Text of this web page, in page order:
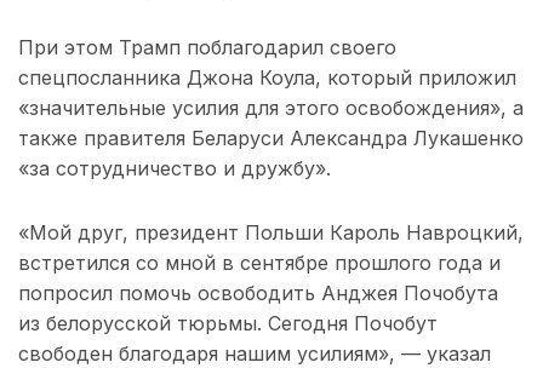
При этом Трамп поблагодарил своего
спецпосланника Джона Коула, который приложил
«значительные усилия для этого освобождения», а
также правителя Беларуси Александра Лукашенко
«за сотрудничество и дружбу».
«Мой друг, президент Польши Кароль Навроцкий,
встретился со мной в сентябре прошлого года и
попросил помочь освободить Анджея Почобута
из белорусской тюрьмы. Сегодня Почобут
свободен благодаря нашим усилиям», — указал